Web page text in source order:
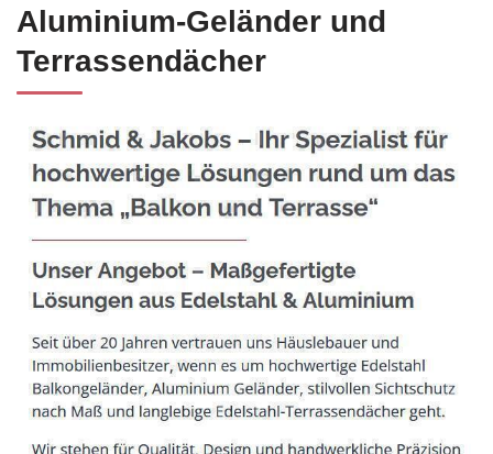
Aluminium-Geländer und
Terrassendächer